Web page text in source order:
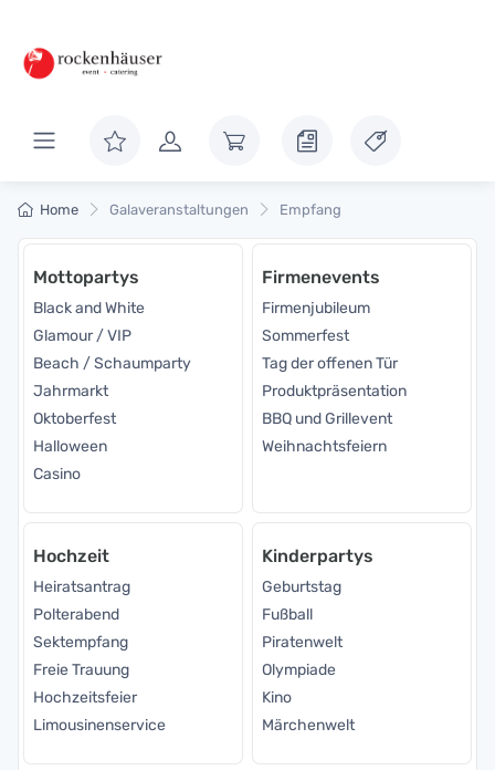
Home Galaveranstaltungen Empfang
Mottopartys
Black and White
Glamour / VIP
Beach / Schaumparty
Jahrmarkt
Oktoberfest
Halloween
Casino
Firmenevents
Firmenjubileum
Sommerfest
Tag der offenen Tür
Produktpräsentation
BBQ und Grillevent
Weihnachtsfeiern
Hochzeit
Heiratsantrag
Polterabend
Sektempfang
Freie Trauung
Hochzeitsfeier
Limousinenservice
Kinderpartys
Geburtstag
Fußball
Piratenwelt
Olympiade
Kino
Märchenwelt